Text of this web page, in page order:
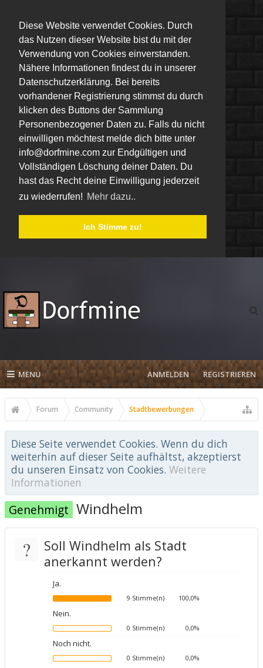
Diese Website verwendet Cookies. Durch
das Nutzen dieser Website bist du mit der
Verwendung von Cookies einverstanden.
Nähere Informationen findest du in unserer
Datenschutzerklärung. Bei bereits
vorhandener Registrierung stimmst du durch
klicken des Buttons der Sammlung
Personenbezogener Daten zu. Falls du nicht
einwilligen möchtest melde dich bitte unter
info@dorfmine.com zur Endgültigen und
Vollständigen Löschung deiner Daten. Du
hast das Recht deine Einwilligung jederzeit
zu wiederrufen! Mehr dazu..
Ich Stimme zu!
MENU ANMELDEN REGISTRIEREN
Forum Community Stadtbewerbungen
Diese Seite verwendet Cookies. Wenn du dich
weiterhin auf dieser Seite aufhältst, akzeptierst
du unseren Einsatz von Cookies. Weitere
Informationen
Genehmigt Windhelm
?
Soll Windhelm als Stadt
anerkannt werden?
Ja.
9 Stimme(n) 100,0%
Nein.
0 Stimme(n) 0,0%
Noch nicht.
0 Stimme(n) 0,0%